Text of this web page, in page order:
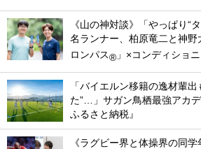
《山の神対談》「やっぱり“
名ランナー、柏原竜二と神野
ロンパス® 」×コンディショ
「バイエルン移籍の逸材輩
た”…」サガン鳥栖最強アカ
ふるさと納税』
《ラグビー界と体操界の同